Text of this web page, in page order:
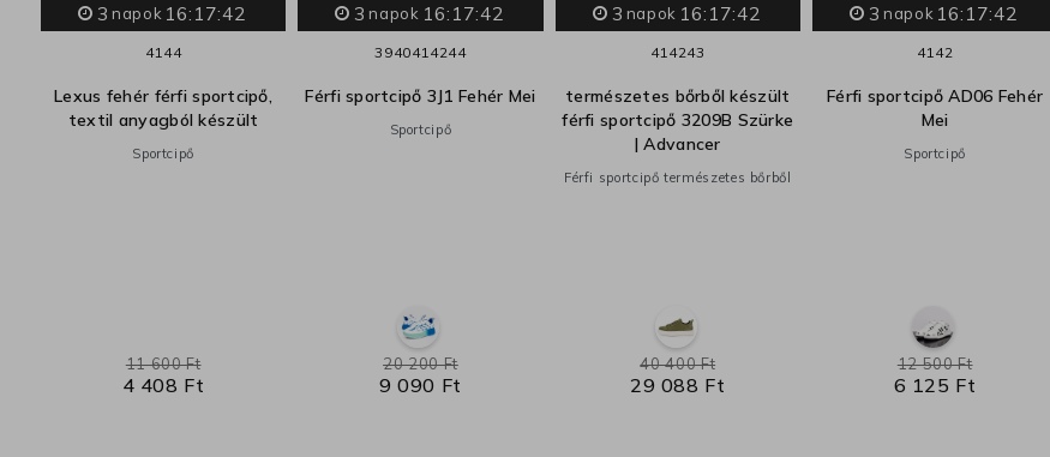
3 napok 16:17:41
4144
Lexus fehér férfi sportcipő,
textil anyagból készült
Sportcipő
4 408 Ft
11 600 Ft
3 napok 16:17:41
3940414244
Férfi sportcipő 3J1 Fehér Mei
Sportcipő
9 090 Ft
20 200 Ft
3 napok 16:17:41
414243
természetes bőrből készült
férfi sportcipő 3209B Szürke
| Advancer
Férfi sportcipő természetes bőrből
29 088 Ft
40 400 Ft
3 napok 16:17:41
4142
Férfi sportcipő AD06 Fehér
Mei
Sportcipő
6 125 Ft
12 500 Ft